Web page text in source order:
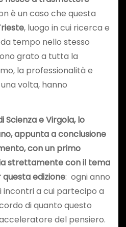
è un caso che questa
, luogo in cui ricerca e
tempo nello stesso
grato a tutta la
la professionalità e
volta, hanno
e Virgola, lo
appunta a conclusione
con un primo
strettamente con il tema
edizione: ogni anno
incontri a cui partecipo a
di quanto questo
del pensiero.